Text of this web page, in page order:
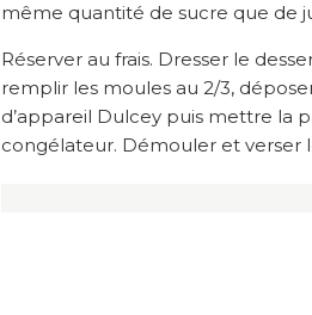
même quantité de sucre que de
Réserver au frais. Dresser le
remplir les moules au 2/3,
d’appareil Dulcey puis mettre la
congélateur. Démouler et verser